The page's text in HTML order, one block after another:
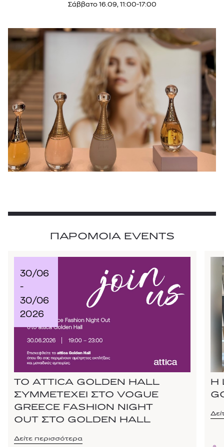
Σάββατο 16.09, 11:00-17:00
ΠΑΡΟΜΟΙΑ EVENTS
30/06
-
30/06
2026
ΤΟ ATTICA GOLDEN HALL
ΣΥΜΜΕΤΕΧΕΙ ΣΤΟ VOGUE
GREECE FASHION NIGHT
OUT ΣΤΟ GOLDEN HALL
Δείτε περισσότερα
Η